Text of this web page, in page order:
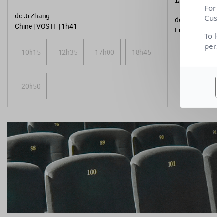
de Ji Zhang
Chine | VOSTF | 1h41
10h15 12h35 17h00 18h45
20h50
de Cédric
France,
To